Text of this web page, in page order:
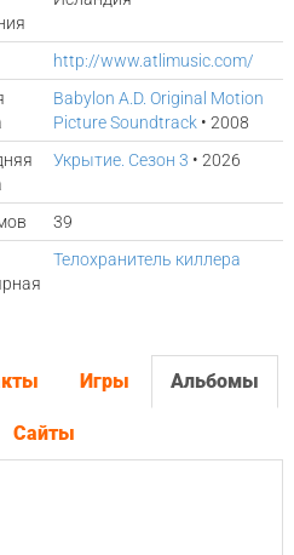
http://www.atlimusic.com/
Babylon A.D. Original Motion
Picture Soundtrack • 2008
Укрытие. Сезон 3 • 2026
39
Телохранитель киллера
Игры Альбомы
Сайты